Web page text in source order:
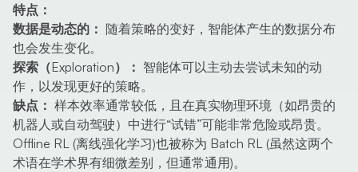
s')
特点：
数据是动态的： 随着策略的变好，智能体产生的数据分布
也会发生变化。
探索（Exploration）： 智能体可以主动去尝试未知的动
作，以发现更好的策略。
缺点： 样本效率通常较低，且在真实物理环境（如昂贵的
机器人或自动驾驶）中进行“试错”可能非常危险或昂贵。
Offline RL (离线强化学习)也被称为 Batch RL (虽然这两个
术语在学术界有细微差别，但通常通用)。